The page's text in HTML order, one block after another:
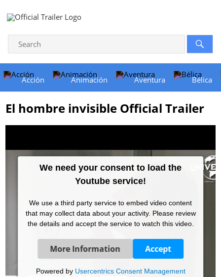
Acción Animación Aventura Bélica
El hombre invisible Official Trailer
We need your consent to load the
Youtube service!
We use a third party service to embed video content
that may collect data about your activity. Please review
the details and accept the service to watch this video.
More Information Accept
Powered by Usercentrics Consent Management